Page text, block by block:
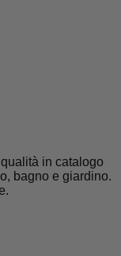
in catalogo
bagno e giardino.